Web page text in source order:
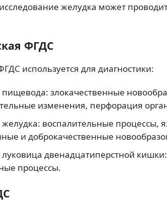
желудка может
ФГДС
используется для диагностики:
злокачественные
изменения, перфорация
воспалительные процессы,
и доброкачественные
двенадцатиперстной
процессы.